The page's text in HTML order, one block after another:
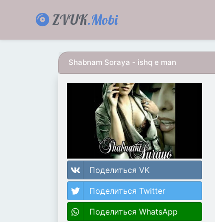
ZVUK.Mobi
Shabnam Soraya - ishq e man
Поделиться VK
Поделиться Twitter
Поделиться WhatsApp